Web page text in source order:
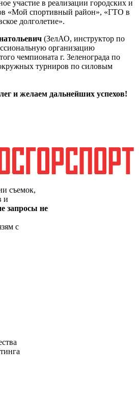
участие в реализации городских и
«Мой спортивный район», «ГТО в
долголетие».
(ЗелАО, инструктор по
организацию
чемпионата г. Зеленограда по
турниров по силовым
и желаем дальнейших успехов!
съемок,
и
запросы не
с